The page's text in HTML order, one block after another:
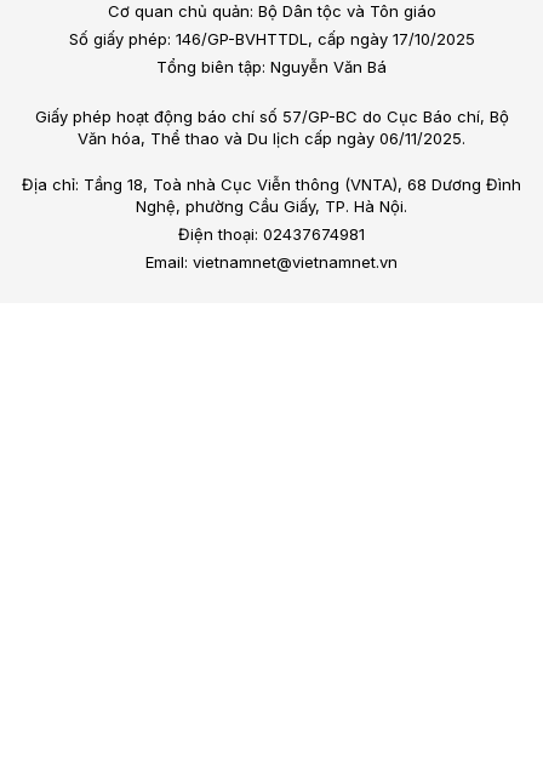
Cơ quan chủ quản: Bộ Dân tộc và Tôn giáo
Số giấy phép: 146/GP-BVHTTDL, cấp ngày 17/10/2025
Tổng biên tập: Nguyễn Văn Bá
Giấy phép hoạt động báo chí số 57/GP-BC do Cục Báo chí, Bộ
Văn hóa, Thể thao và Du lịch cấp ngày 06/11/2025.
Địa chỉ: Tầng 18, Toà nhà Cục Viễn thông (VNTA), 68 Dương Đình
Nghệ, phường Cầu Giấy, TP. Hà Nội.
Điện thoại: 02437674981
Email: vietnamnet@vietnamnet.vn